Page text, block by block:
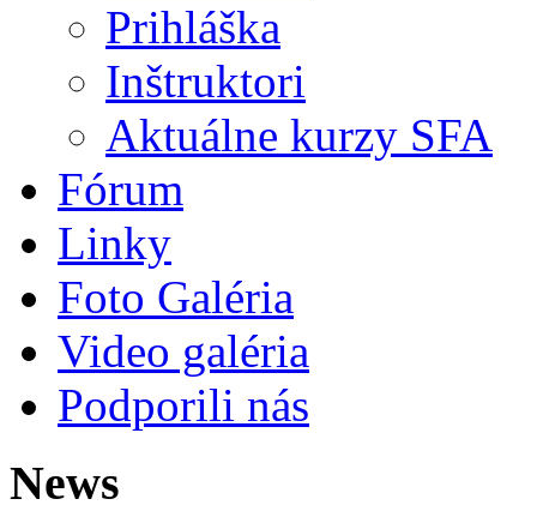
Prihláška
Inštruktori
Aktuálne kurzy SFA
Fórum
Linky
Foto Galéria
Video galéria
Podporili nás
News